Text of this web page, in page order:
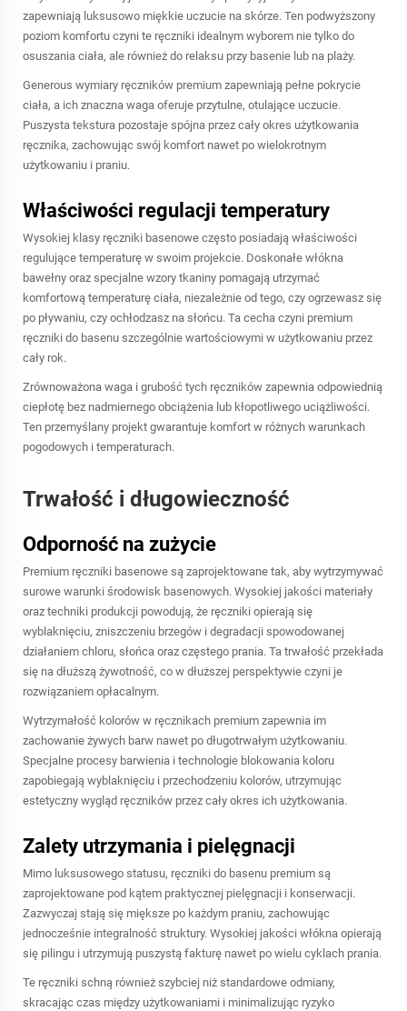
zapewniają luksusowo miękkie uczucie na skórze. Ten podwyższony
poziom komfortu czyni te ręczniki idealnym wyborem nie tylko do
osuszania ciała, ale również do relaksu przy basenie lub na plaży.
Generous wymiary ręczników premium zapewniają pełne pokrycie
ciała, a ich znaczna waga oferuje przytulne, otulające uczucie.
Puszysta tekstura pozostaje spójna przez cały okres użytkowania
ręcznika, zachowując swój komfort nawet po wielokrotnym
użytkowaniu i praniu.
Właściwości regulacji temperatury
Wysokiej klasy ręczniki basenowe często posiadają właściwości
regulujące temperaturę w swoim projekcie. Doskonałe włókna
bawełny oraz specjalne wzory tkaniny pomagają utrzymać
komfortową temperaturę ciała, niezależnie od tego, czy ogrzewasz się
po pływaniu, czy ochłodzasz na słońcu. Ta cecha czyni premium
ręczniki do basenu szczególnie wartościowymi w użytkowaniu przez
cały rok.
Zrównoważona waga i grubość tych ręczników zapewnia odpowiednią
ciepłotę bez nadmiernego obciążenia lub kłopotliwego uciążliwości.
Ten przemyślany projekt gwarantuje komfort w różnych warunkach
pogodowych i temperaturach.
Trwałość i długowieczność
Odporność na zużycie
Premium ręczniki basenowe są zaprojektowane tak, aby wytrzymywać
surowe warunki środowisk basenowych. Wysokiej jakości materiały
oraz techniki produkcji powodują, że ręczniki opierają się
wyblaknięciu, zniszczeniu brzegów i degradacji spowodowanej
działaniem chloru, słońca oraz częstego prania. Ta trwałość przekłada
się na dłuższą żywotność, co w dłuższej perspektywie czyni je
rozwiązaniem opłacalnym.
Wytrzymałość kolorów w ręcznikach premium zapewnia im
zachowanie żywych barw nawet po długotrwałym użytkowaniu.
Specjalne procesy barwienia i technologie blokowania koloru
zapobiegają wyblaknięciu i przechodzeniu kolorów, utrzymując
estetyczny wygląd ręczników przez cały okres ich użytkowania.
Zalety utrzymania i pielęgnacji
Mimo luksusowego statusu, ręczniki do basenu premium są
zaprojektowane pod kątem praktycznej pielęgnacji i konserwacji.
Zazwyczaj stają się miększe po każdym praniu, zachowując
jednocześnie integralność struktury. Wysokiej jakości włókna opierają
się pilingu i utrzymują puszystą fakturę nawet po wielu cyklach prania.
Te ręczniki schną również szybciej niż standardowe odmiany,
skracając czas między użytkowaniami i minimalizując ryzyko